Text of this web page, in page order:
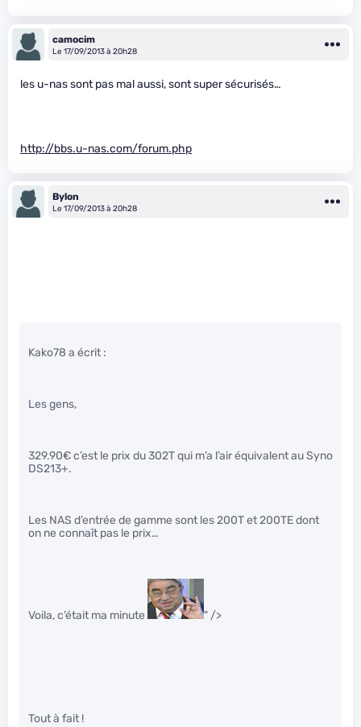
camocim
Le 17/09/2013 à 20h28
les u-nas sont pas mal aussi, sont super sécurisés…
http://bbs.u-nas.com/forum.php
Bylon
Le 17/09/2013 à 20h28
Kako78 a écrit :
Les gens,
329.90€ c’est le prix du 302T qui m’a l’air équivalent au Syno
DS213+.
Les NAS d’entrée de gamme sont les 200T et 200TE dont
on ne connaît pas le prix…
Voila, c’était ma minute " />
Tout à fait !